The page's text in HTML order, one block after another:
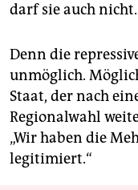
darf sie auch nicht.
Denn die
unmöglich.
Staat, der nach
Regionalwahl
„Wir haben die
legitimiert.“